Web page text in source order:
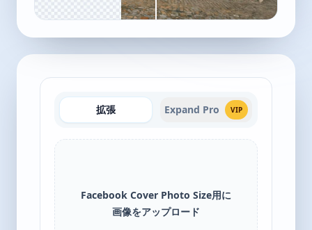
拡張 Expand Pro VIP
Facebook Cover Photo Size用に
画像をアップロード